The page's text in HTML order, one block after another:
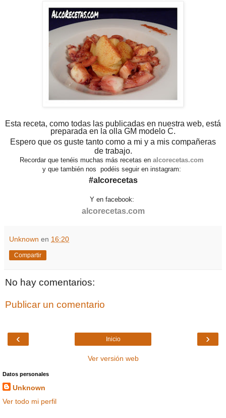
Esta receta, como todas las publicadas en nuestra web, está
preparada en la olla GM modelo C.
Espero que os guste tanto como a mi y a mis compañeras
de trabajo.
Recordar que tenéis muchas más recetas en alcorecetas.com
y que también nos podéis seguir en instagram:
#alcorecetas
Y en facebook:
alcorecetas.com
Unknown en 16:20
Compartir
No hay comentarios:
Publicar un comentario
‹ ›
Inicio
Ver versión web
Datos personales
Unknown
Ver todo mi perfil